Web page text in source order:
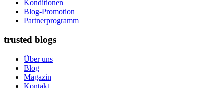
Konditionen
Blog-Promotion
Partnerprogramm
trusted blogs
Über uns
Blog
Magazin
Kontakt